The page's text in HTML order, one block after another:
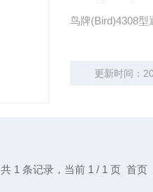
鸟牌(Bird)4308
更新时间：
共 1 条记录，当前 1 / 1 页 首